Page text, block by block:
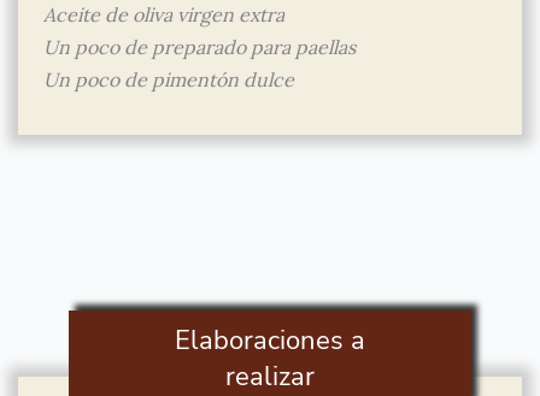
Aceite de oliva virgen extra
Un poco de preparado para paellas
Un poco de pimentón dulce
Elaboraciones a
realizar